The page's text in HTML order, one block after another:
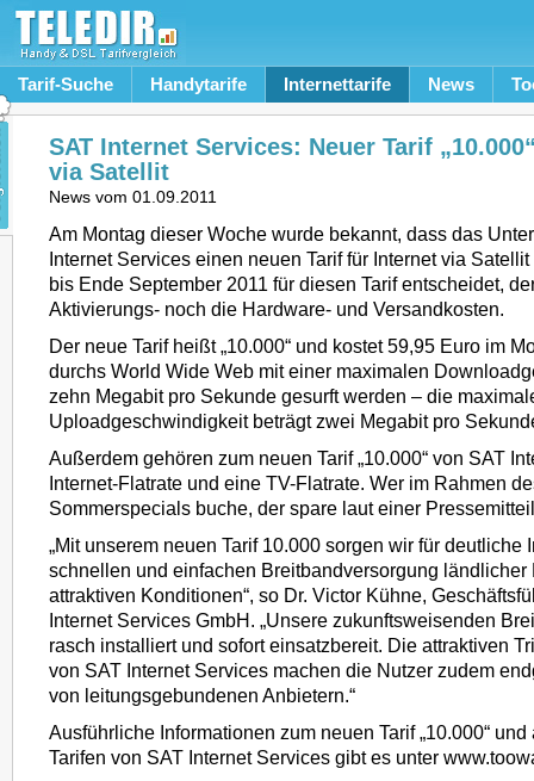
Tarif-Suche Handytarife Internettarife News
SAT Internet Services: Neuer Tarif
via Satellit
News vom 01.09.2011
Am Montag dieser Woche wurde bekannt, dass das
Internet Services einen neuen Tarif für Internet via
bis Ende September 2011 für diesen Tarif entscheidet,
Aktivierungs- noch die Hardware- und Versandkosten.
Der neue Tarif heißt „10.000“ und kostet 59,95 Euro im
durchs World Wide Web mit einer maximalen
zehn Megabit pro Sekunde gesurft werden – die
Uploadgeschwindigkeit beträgt zwei Megabit pro
Außerdem gehören zum neuen Tarif „10.000“ von SAT
Internet-Flatrate und eine TV-Flatrate. Wer im Rahmen
Sommerspecials buche, der spare laut einer
„Mit unserem neuen Tarif 10.000 sorgen wir für deutliche
schnellen und einfachen Breitbandversorgung ländlicher
attraktiven Konditionen“, so Dr. Victor Kühne,
Internet Services GmbH. „Unsere zukunftsweisenden
rasch installiert und sofort einsatzbereit. Die attraktiven
von SAT Internet Services machen die Nutzer zudem
von leitungsgebundenen Anbietern.“
Ausführliche Informationen zum neuen Tarif „10.000“
Tarifen von SAT Internet Services gibt es unter